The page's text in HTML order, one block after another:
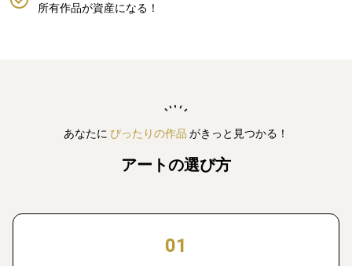
所有作品が資産になる！
あなたに ぴったりの作品 がきっと見つかる！
アートの選び方
01